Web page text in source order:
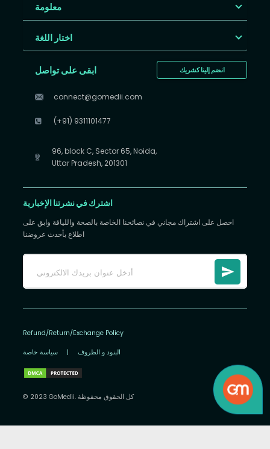
معلومة
اختار اللغة
انضم إلينا كشريك ابقى على تواصل
connect@gomedii.com
(+91) 9311101477
96, block C, Sector 65, Noida,
Uttar Pradesh, 201301
اشترك في نشرتنا الإخبارية
احصل على اشتراك مجاني في نصائحنا الخاصة بالصحة واللياقة وابق على
اطلاع بأحدث عروضنا
Refund/Return/Exchange Policy
سياسة خاصة | البنود و الظروف
© 2023 GoMedii. كل الحقوق محفوظة